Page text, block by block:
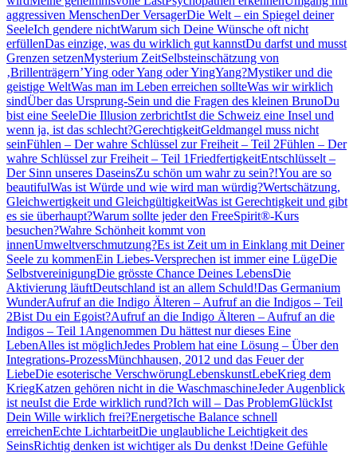
aggressiven MenschenDer VersagerDie Welt – ein Spiegel deiner
SeeleIch gendere nichtWarum sich Deine Wünsche oft nicht
erfüllenDas einzige, was du wirklich gut kannstDu darfst und musst
Grenzen setzenMysterium ZeitSelbsteinschätzung von
‚Brillenträgern’Ying oder Yang oder YingYang?Mystiker und die
geistige WeltWas man im Leben erreichen sollteWas wir wirklich
sindÜber das Ursprung-Sein und die Fragen des kleinen BrunoDu
bist eine SeeleDie Illusion zerbrichtIst die Schweiz eine Insel und
wenn ja, ist das schlecht?GerechtigkeitGeldmangel muss nicht
seinFühlen – Der wahre Schlüssel zur Freiheit – Teil 2Fühlen – Der
wahre Schlüssel zur Freiheit – Teil 1FriedfertigkeitEntschlüsselt –
Der Sinn unseres DaseinsZu schön um wahr zu sein?!You are so
beautifulWas ist Würde und wie wird man würdig?Wertschätzung,
Gleichwertigkeit und GleichgültigkeitWas ist Gerechtigkeit und gibt
es sie überhaupt?Warum sollte jeder den FreeSpirit®-Kurs
besuchen?Wahre Schönheit kommt von
innenUmweltverschmutzung?Es ist Zeit um in Einklang mit Deiner
Seele zu kommenEin Liebes-Versprechen ist immer eine LügeDie
SelbstvereinigungDie grösste Chance Deines LebensDie
Aktivierung läuftDeutschland ist an allem Schuld!Das Germanium
WunderAufruf an die Indigo Älteren – Aufruf an die Indigos – Teil
2Bist Du ein Egoist?Aufruf an die Indigo Älteren – Aufruf an die
Indigos – Teil 1 Angenommen Du hättest nur dieses Eine
LebenAlles ist möglichJedes Problem hat eine Lösung – Über den
Integrations-ProzessMünchhausen, 2012 und das Feuer der
LiebeDie esoterische VerschwörungLebenskunstLebeKrieg dem
KriegKatzen gehören nicht in die WaschmaschineJeder Augenblick
ist neuIst die Erde wirklich rund?Ich will – Das ProblemGlückIst
Dein Wille wirklich frei?Energetische Balance schnell
erreichenEchte LichtarbeitDie unglaubliche Leichtigkeit des
SeinsRichtig denken ist wichtiger als Du denkst !Deine Gefühle